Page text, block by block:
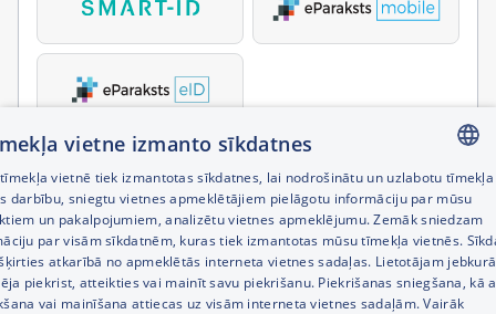
LATVIAN
RUSSIAN
ENGLISH
vietne izmanto sīkdatnes
vietnē tiek izmantotas sīkdatnes, lai nodrošinātu un uzlabotu tīmekļa
darbību, sniegtu vietnes apmeklētājiem pielāgotu informāciju par mūsu
un pakalpojumiem, analizētu vietnes apmeklējumu. Zemāk sniedzam
par visām sīkdatnēm, kuras tiek izmantotas mūsu tīmekļa vietnēs.
atkarībā no apmeklētās interneta vietnes sadaļas. Lietotājam
piekrist, atteikties vai mainīt savu piekrišanu. Piekrišanas sniegšana, kā
vai mainīšana attiecas uz visām interneta vietnes sadaļām. Vairāk